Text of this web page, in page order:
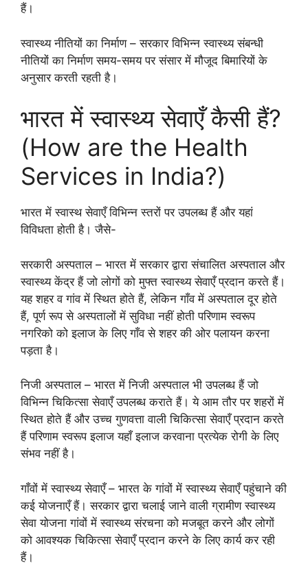
हैं।
स्वास्थ्य नीतियों का निर्माण – सरकार विभिन्न स्वास्थ्य संबन्धी
नीतियों का निर्माण समय-समय पर संसार में मौजूद बिमारियों के
अनुसार करती रहती है।
भारत में स्वास्थ्य सेवाएँ कैसी हैं?
(How are the Health
Services in India?)
भारत में स्वास्थ सेवाएँ विभिन्न स्तरों पर उपलब्ध हैं और यहां
विविधता होती है। जैसे-
सरकारी अस्पताल – भारत में सरकार द्वारा संचालित अस्पताल और
स्वास्थ्य केंद्र हैं जो लोगों को मुफ्त स्वास्थ्य सेवाएँ प्रदान करते हैं।
यह शहर व गांव में स्थित होते हैं, लेकिन गाँव में अस्पताल दूर होते
हैं, पूर्ण रूप से अस्पतालों में सुविधा नहीं होती परिणाम स्वरूप
नगरिको को इलाज के लिए गाँव से शहर की ओर पलायन करना
पड़ता है।
निजी अस्पताल – भारत में निजी अस्पताल भी उपलब्ध हैं जो
विभिन्न चिकित्सा सेवाएँ उपलब्ध कराते हैं। ये आम तौर पर शहरों में
स्थित होते हैं और उच्च गुणवत्ता वाली चिकित्सा सेवाएँ प्रदान करते
हैं परिणाम स्वरूप इलाज यहाँ इलाज करवाना प्रत्येक रोगी के लिए
संभव नहीं है।
गाँवों में स्वास्थ्य सेवाएँ – भारत के गांवों में स्वास्थ्य सेवाएँ पहुंचाने की
कई योजनाएँ हैं। सरकार द्वारा चलाई जाने वाली ग्रामीण स्वास्थ्य
सेवा योजना गांवों में स्वास्थ्य संरचना को मजबूत करने और लोगों
को आवश्यक चिकित्सा सेवाएँ प्रदान करने के लिए कार्य कर रही
हैं।